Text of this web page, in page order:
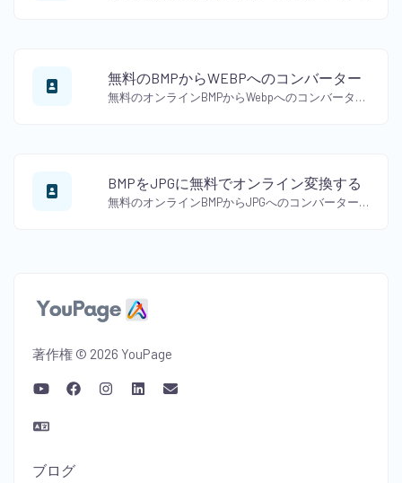
無料のBMPからWEBPへのコンバーター
無料のオンラインBMPからWebpへのコンバーターを使用して、BMPをWebp形式に変換してください。ビットマップ画像を簡単にWebp形式に変換できます。
BMPをJPGに無料でオンライン変換する
無料のオンラインBMPからJPGへのコンバーターを使用して、BMPをJPG形式に変換してください。画像の品質を損なうことなく、ビットマップ画像をJPEG形式に変換します。
著作権 © 2026 YouPage
ブログ